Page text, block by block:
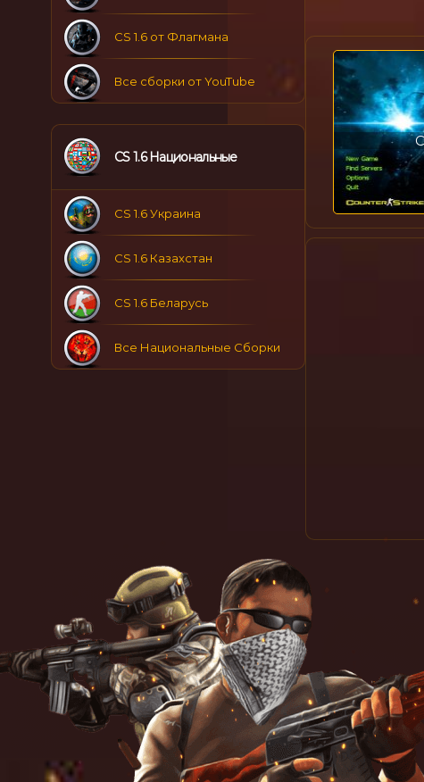
CS 1.6 от Флагмана
Все сборки от YouTube
CS 1.6 Национальные
CS 1.6 Украина
CS 1.6 Казахстан
CS 1.6 Беларусь
Все Национальные Сборки